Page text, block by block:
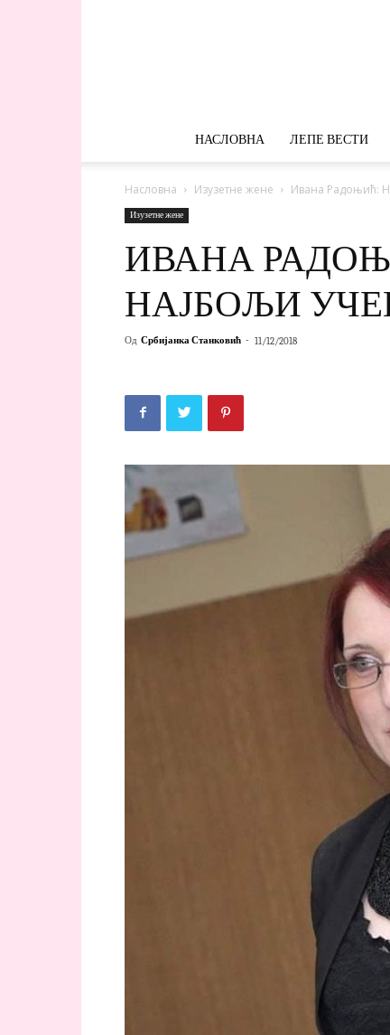
НАСЛОВНА ЛЕПЕ ВЕСТИ
Насловна Изузетне жене Ивана Радоњић:
Изузетне жене
ИВАНА
НАЈБОЉИ
Од Србијанка Станковић - 11/12/2018